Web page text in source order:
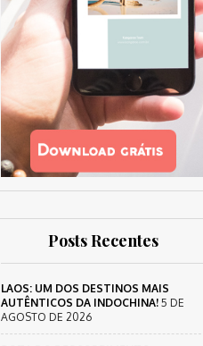
Posts Recentes
LAOS: UM DOS DESTINOS MAIS
AUTÊNTICOS DA INDOCHINA! 5 DE
AGOSTO DE 2026